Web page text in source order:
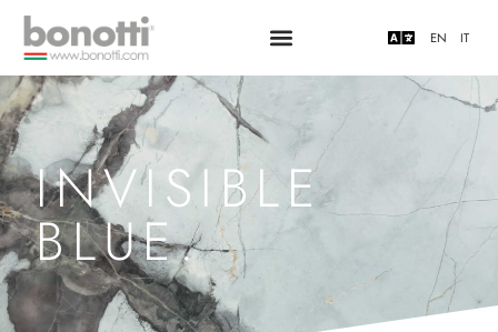
EN IT
INVISIBLE
BLUE.